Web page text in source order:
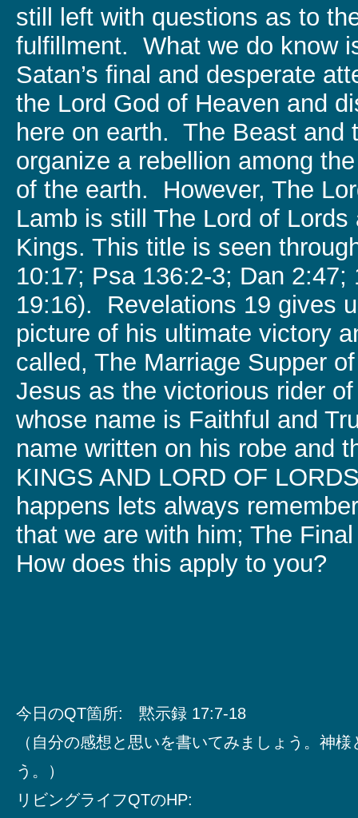
still left with questions as to
fulfillment. What we do know
Satan’s final and desperate
the Lord God of Heaven and
here on earth. The Beast and
organize a rebellion among
of the earth. However, The
Lamb is still The Lord of Lords
Kings. This title is seen
10:17; Psa 136:2-3; Dan 2:47;
19:16). Revelations 19 gives
picture of his ultimate victory
called, The Marriage Supper
Jesus as the victorious rider
whose name is Faithful and
name written on his robe and
KINGS AND LORD OF
happens lets always
that we are with him; The
How does this apply to you?
今日のQT箇所: 黙示録 17:7-18
（自分の感想と思いを書いてみましょう。神
う。）
リビングライフQTのHP: